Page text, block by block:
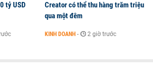
tỷ USD
Creator có thể thu hàng trăm triệu
qua một đêm
KINH DOANH - 2 giờ trước